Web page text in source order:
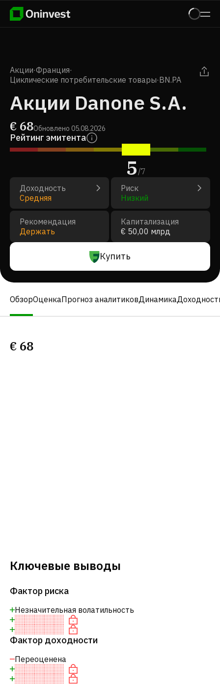
Акции·Франция·
Циклические потребительские товары·BN.PA
Акции Danone S.A.
€ 68Обновлено 05.08.2026
Рейтинг эмитента
5/7
Доходность
Средняя
Риск
Низкий
Рекомендация
Держать
Капитализация
€ 50,00 млрд
Купить
ОбзорОценкаПрогноз аналитиковДинамика
€ 68
Ключевые выводы
Фактор риска
Незначительная волатильность
Фактор доходности
Переоценена